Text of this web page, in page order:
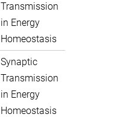
Transmission
in Energy
Homeostasis
Synaptic
Transmission
in Energy
Homeostasis